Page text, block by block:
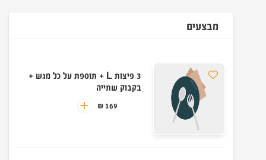
מבצעים
3 פיצות L + תוספת על כל מגש +
בקבוק שתייה
169 ₪